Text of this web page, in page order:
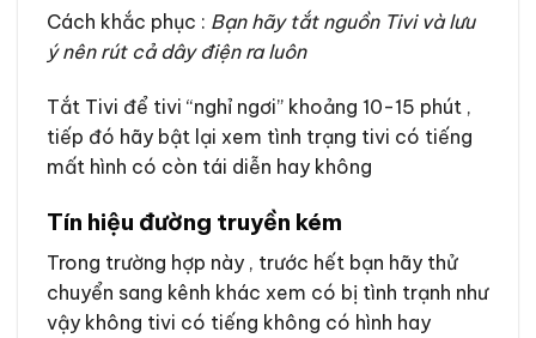
Cách khắc phục : Bạn hãy tắt nguồn Tivi và lưu
ý nên rút cả dây điện ra luôn
Tắt Tivi để tivi “nghỉ ngơi” khoảng 10-15 phút ,
tiếp đó hãy bật lại xem tình trạng tivi có tiếng
mất hình có còn tái diễn hay không
Tín hiệu đường truyền kém
Trong trường hợp này , trước hết bạn hãy thử
chuyển sang kênh khác xem có bị tình trạnh như
vậy không tivi có tiếng không có hình hay